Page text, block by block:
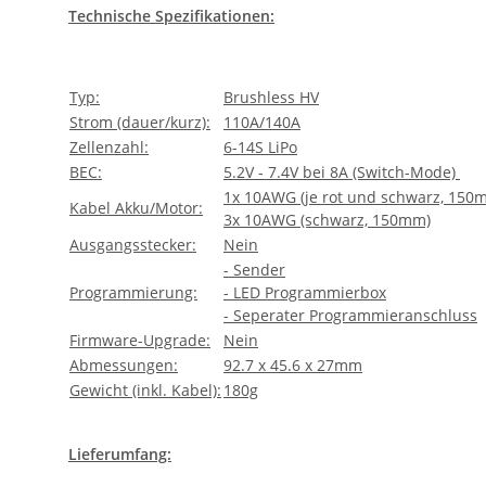
Technische Spezifikationen:
Typ:
Brushless HV
Strom (dauer/kurz):
110A/140A
Zellenzahl:
6-14S LiPo
BEC:
5.2V - 7.4V bei 8A (Switch-Mode)
Kabel Akku/Motor:
1x 10AWG (je rot und schwarz,
3x 10AWG (schwarz, 150mm)
Ausgangsstecker:
Nein
Programmierung:
- Sender
- LED Programmierbox
- Seperater Programmieranschluss
Firmware-Upgrade:
Nein
Abmessungen:
92.7 x 45.6 x 27mm
Gewicht (inkl. Kabel): 180g
Lieferumfang: